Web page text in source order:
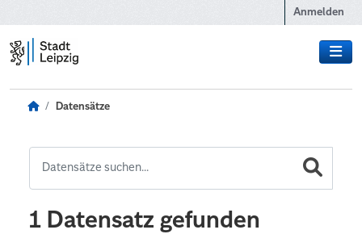
Anmelden
Datensätze
1 Datensatz gefunden